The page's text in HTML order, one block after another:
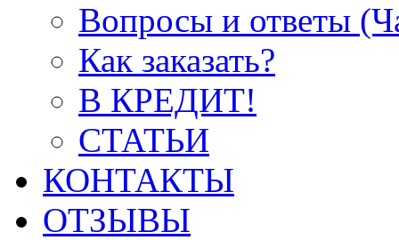
Вопросы и ответы
Как заказать?
В КРЕДИТ!
СТАТЬИ
КОНТАКТЫ
ОТЗЫВЫ